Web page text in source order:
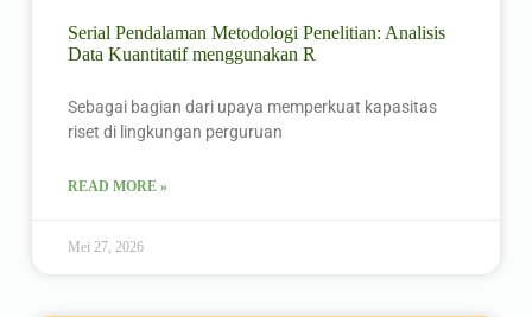
Serial Pendalaman Metodologi Penelitian: Analisis
Data Kuantitatif menggunakan R
Sebagai bagian dari upaya memperkuat kapasitas
riset di lingkungan perguruan
READ MORE »
Mei 27, 2026